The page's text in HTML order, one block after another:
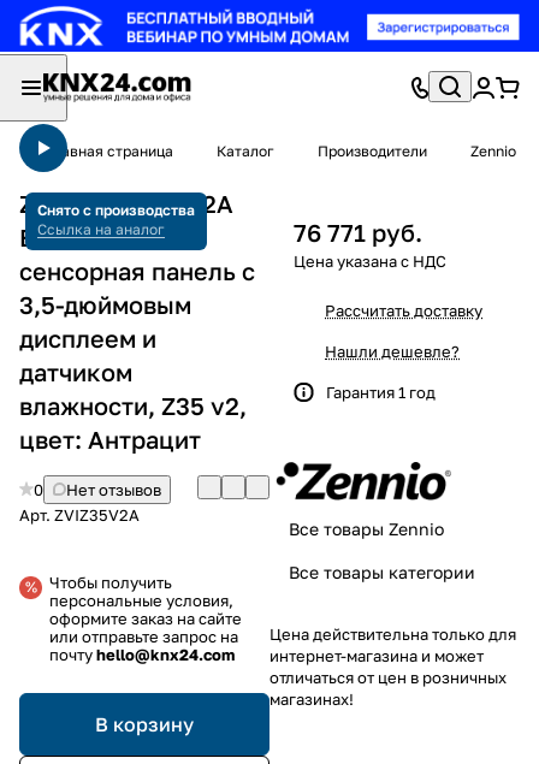
Главная страница Каталог Производители Zennio
Снято с производства
Ссылка на аналог
Zennio ZVIZ35V2A
Емкостная
сенсорная панель с
3,5-дюймовым
дисплеем и
датчиком
влажности, Z35 v2,
цвет: Антрацит
0
Нет отзывов
Арт. ZVIZ35V2A
Чтобы получить
персональные условия,
оформите заказ на сайте
или отправьте запрос на
почтуhello@knx24.com
В корзину
76 771 руб.
Рассчитать доставку
Нашли дешевле?
Гарантия 1 год
Все товары Zennio
Все товары категории
Цена действительна только для
интернет-магазина и может
отличаться от цен в розничных
магазинах!